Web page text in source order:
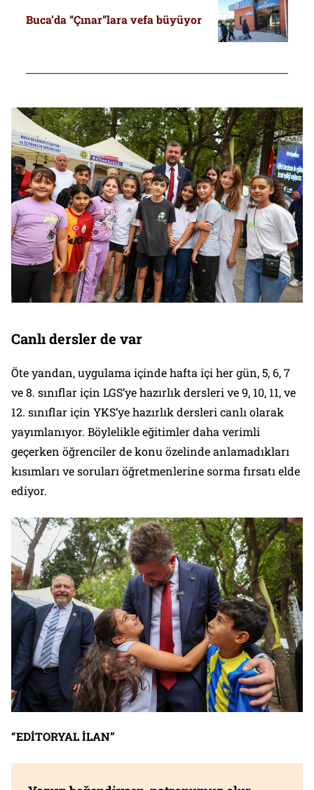
Buca’da “Çınar”lara vefa büyüyor
Canlı dersler de var
Öte yandan, uygulama içinde hafta içi her gün, 5, 6, 7
ve 8. sınıflar için LGS’ye hazırlık dersleri ve 9, 10, 11, ve
12. sınıflar için YKS’ye hazırlık dersleri canlı olarak
yayımlanıyor. Böylelikle eğitimler daha verimli
geçerken öğrenciler de konu özelinde anlamadıkları
kısımları ve soruları öğretmenlerine sorma fırsatı elde
ediyor.
“EDİTORYAL İLAN”